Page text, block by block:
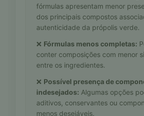
fórmulas apresentam menor
dos principais compostos
autenticidade da própolis verde.
❌ Fórmulas menos completas:
conter composições com menor
entre os ingredientes.
❌ Possível presença de
indesejados: Algumas opções
aditivos, conservantes ou
menos desejáveis.